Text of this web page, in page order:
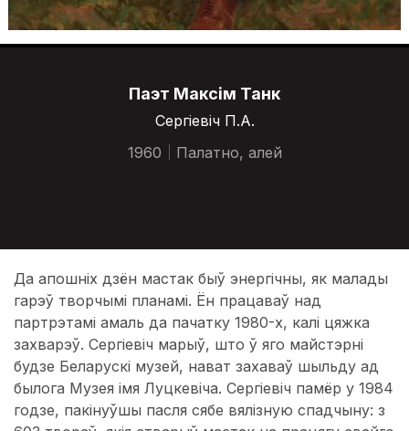
Паэт Максім Танк
Сергіевіч П.А.
1960
Палатно, алей
Да апошніх дзён мастак быў энергічны, як малады
гарэў творчымі планамі. Ён працаваў над
партрэтамі амаль да пачатку 1980-х, калі цяжка
захварэў. Сергіевіч марыў, што ў яго майстэрні
будзе Беларускі музей, нават захаваў шыльду ад
былога Музея імя Луцкевіча. Сергіевіч памёр у 1984
годзе, пакінуўшы пасля сябе вялізную спадчыну: з